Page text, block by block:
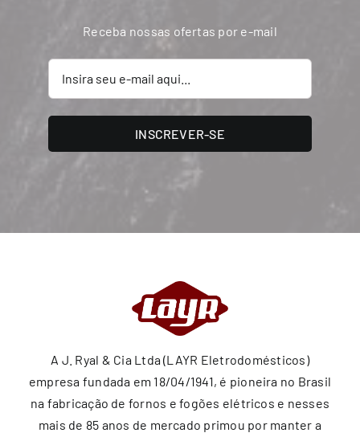
Receba nossas ofertas por e-mail
INSCREVER-SE
A J. Ryal & Cia Ltda (LAYR Eletrodomésticos)
empresa fundada em 18/04/1941, é pioneira no Brasil
na fabricação de fornos e fogões elétricos e nesses
mais de 85 anos de mercado primou por manter a